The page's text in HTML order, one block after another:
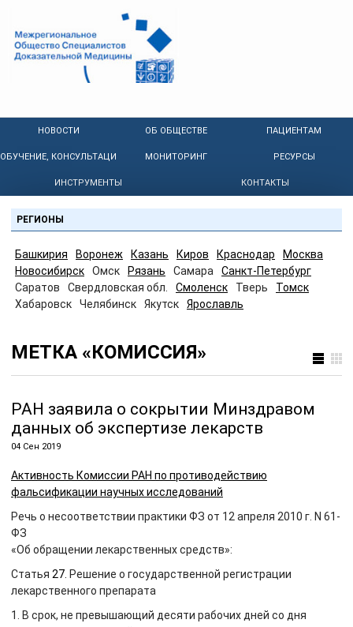
НОВОСТИ ОБ ОБЩЕСТВЕ ПАЦИЕНТАМ
ОБУЧЕНИЕ, КОНСУЛЬТАЦИИ МОНИТОРИНГ РЕСУРСЫ
ИНСТРУМЕНТЫ КОНТАКТЫ
РЕГИОНЫ
Башкирия Воронеж Казань Киров Краснодар
Москва
Новосибирск
Омск Рязань Самара
Санкт-Петербург
Саратов
Свердловская обл. Смоленск Тверь
Томск
Хабаровск
Челябинск Якутск Ярославль
МЕТКА «КОМИССИЯ»
РАН заявила о сокрытии Минздравом
данных об экспертизе лекарств
04 Сен 2019
Активность Комиссии РАН по противодействию
фальсификации научных исследований
Речь о несоответствии практики ФЗ от 12 апреля 2010 г. N 61-
ФЗ
«Об обращении лекарственных средств»:
Статья 27. Решение о государственной регистрации
лекарственного препарата
1. В срок, не превышающий десяти рабочих дней со дня